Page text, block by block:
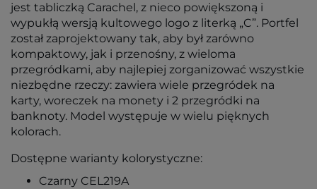
jest tabliczką Carachel, z nieco powiększoną i
wypukłą wersją kultowego logo z literką „C”. Portfel
został zaprojektowany tak, aby był zarówno
kompaktowy, jak i przenośny, z wieloma
przegródkami, aby najlepiej zorganizować wszystkie
niezbędne rzeczy: zawiera wiele przegródek na
karty, woreczek na monety i 2 przegródki na
banknoty. Model występuje w wielu pięknych
kolorach.
Dostępne warianty kolorystyczne:
Czarny CEL219A